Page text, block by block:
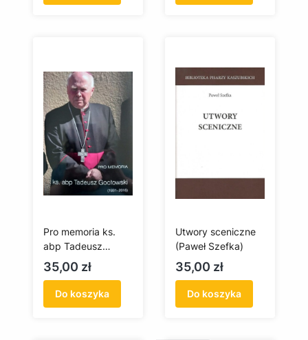
Pro memoria ks.
abp Tadeusz
Gocłowski (1931-
2016)
Cena
35,00 zł
Do koszyka
Utwory sceniczne
(Paweł Szefka)
Cena
35,00 zł
Do koszyka